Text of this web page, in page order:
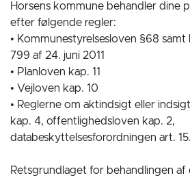
Horsens kommune behandler dine
efter følgende regler:
• Kommunestyrelsesloven §68
799 af 24. juni 2011
• Planloven kap. 11
• Vejloven kap. 10
• Reglerne om aktindsigt eller
kap. 4, offentlighedsloven kap. 2,
databeskyttelsesforordningen art. 15.
Retsgrundlaget for behandlingen af